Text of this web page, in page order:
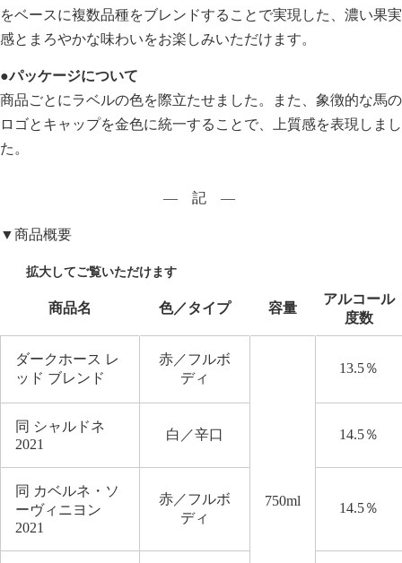
をベースに複数品種をブレンドすることで実現した、濃い果実
感とまろやかな味わいをお楽しみいただけます。
●パッケージについて
商品ごとにラベルの色を際立たせました。また、象徴的な馬の
ロゴとキャップを金色に統一することで、上質感を表現しまし
た。
― 記 ―
▼商品概要
商品名 色／タイプ 容量
アルコール
度数
ダークホース レ
ッド ブレンド
赤／フルボ
ディ
750ml
13.5％
同 シャルドネ
2021
白／辛口 14.5％
同 カベルネ・ソ
ーヴィニヨン
2021
赤／フルボ
ディ
14.5％